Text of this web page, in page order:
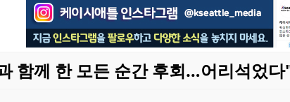
함께 한 모든 순간 후회…어리석었